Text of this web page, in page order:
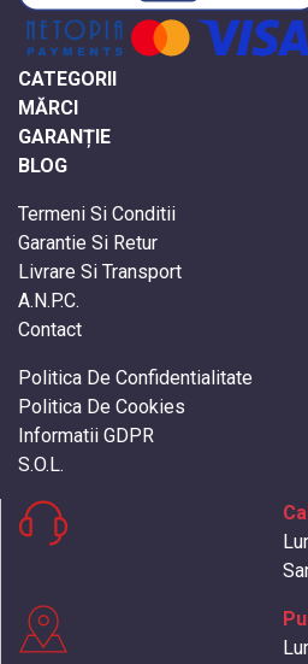
CATEGORII
MĂRCI
GARANȚIE
BLOG
Termeni Si Conditii
Garantie Si Retur
Livrare Si Transport
A.N.P.C.
Contact
Politica De Confidentialitate
Politica De Cookies
Informatii GDPR
S.O.L.